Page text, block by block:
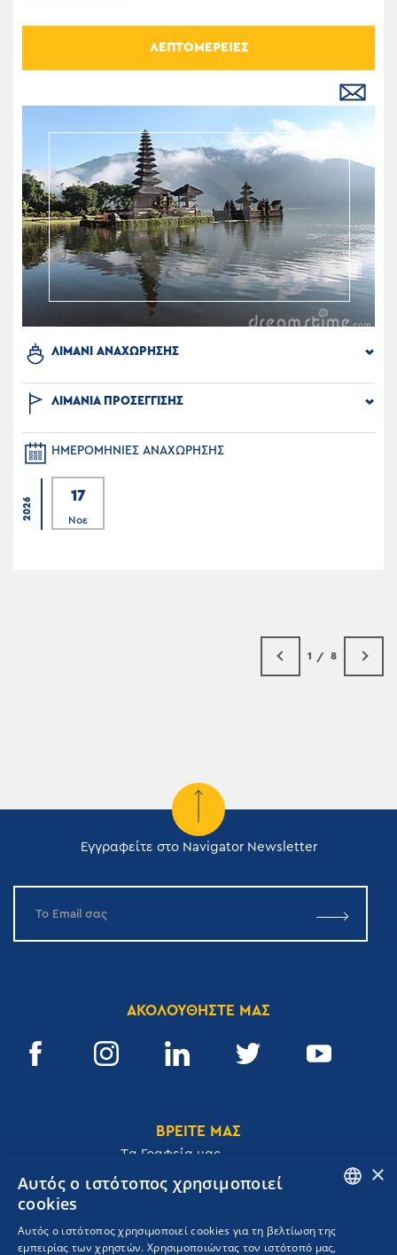
ΛΕΠΤΟΜΕΡΕΙΕΣ
ΛΙΜΑΝΙ ΑΝΑΧΩΡΗΣΗΣ
ΛΙΜΑΝΙΑ ΠΡΟΣΕΓΓΙΣΗΣ
ΗΜΕΡΟΜΗΝΙΕΣ ΑΝΑΧΩΡΗΣΗΣ
2026
17
Νοε
1 8
Εγγραφείτε στο Navigator Newsletter
ΑΚΟΛΟΥΘΗΣΤΕ ΜΑΣ
ΒΡΕΙΤΕ ΜΑΣ
Tα Γραφεία μας
Ακαδημίας 32, 106 72, Αθήνα, Ελλάδα
GREEK
×
Αυτός ο ιστότοπος χρησιμοποιεί
cookies
Αυτός ο ιστότοπος χρησιμοποιεί cookies για τη βελτίωση της
εμπειρίας των χρηστών. Χρησιμοποιώντας τον ιστότοπό μας,